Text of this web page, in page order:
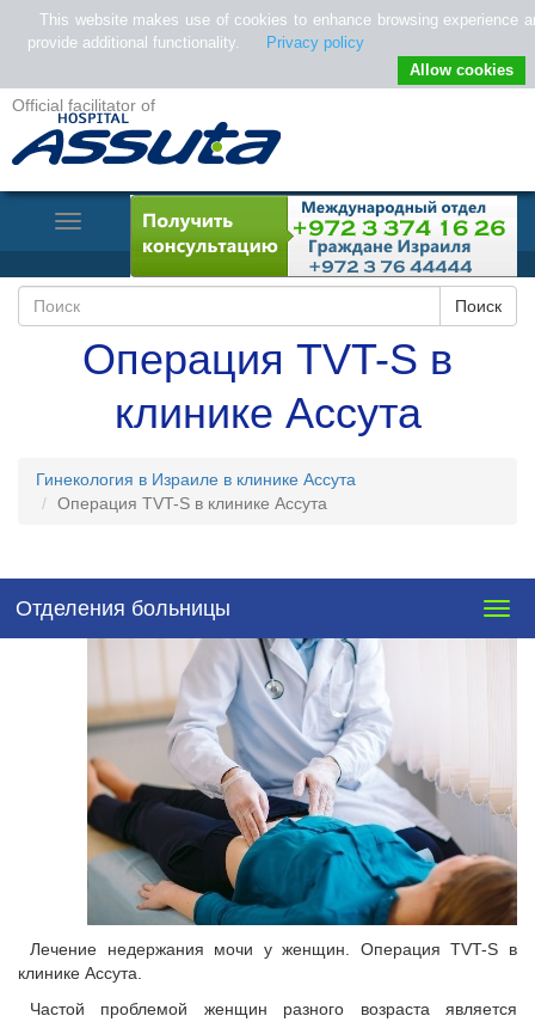
Official facilitator of
Toggle
Navigation
Операция TVT-S в
клинике Ассута
Гинекология в Израиле в клинике Ассута
Операция TVT-S в клинике Ассута
Отделения больницы
Лечение недержания мочи у женщин. Операция TVT-S в
клинике Ассута.
Частой проблемой женщин разного возраста является
This website makes use of cookies to enhance browsing experience
provide additional functionality.
Privacy policy
Allow cookies